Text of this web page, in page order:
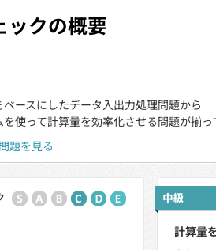
ックの概要
ースにしたデータ入出力処理問題から
使って計算量を効率化させる問題が揃っ
題を見る
計算量